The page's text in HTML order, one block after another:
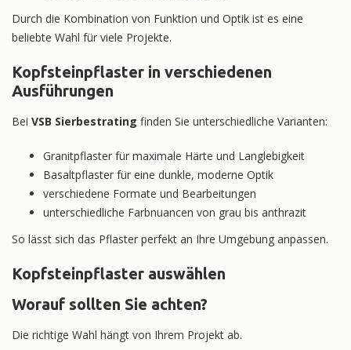
Durch die Kombination von Funktion und Optik ist es eine
beliebte Wahl für viele Projekte.
Kopfsteinpflaster in verschiedenen
Ausführungen
Bei VSB Sierbestrating finden Sie unterschiedliche Varianten:
Granitpflaster für maximale Härte und Langlebigkeit
Basaltpflaster für eine dunkle, moderne Optik
verschiedene Formate und Bearbeitungen
unterschiedliche Farbnuancen von grau bis anthrazit
So lässt sich das Pflaster perfekt an Ihre Umgebung anpassen.
Kopfsteinpflaster auswählen
Worauf sollten Sie achten?
Die richtige Wahl hängt von Ihrem Projekt ab.